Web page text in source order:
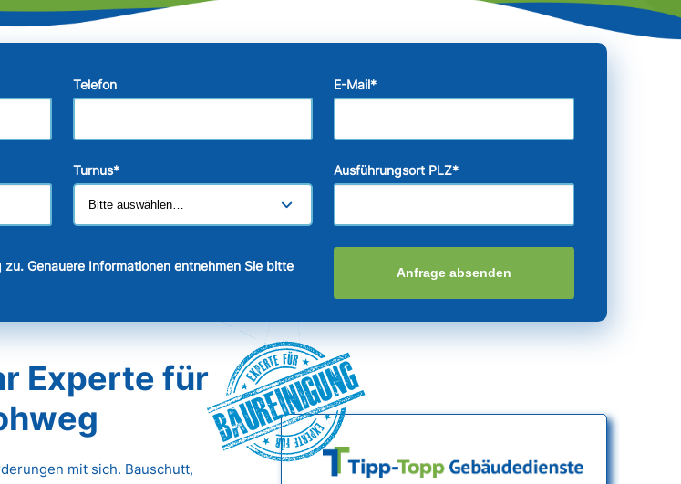
Telefon E-Mail*
Turnus* Ausführungsort PLZ*
Genauere Informationen entnehmen Sie bitte
Anfrage absenden
Experte fürBaureinigung
mit sich. Bauschutt,